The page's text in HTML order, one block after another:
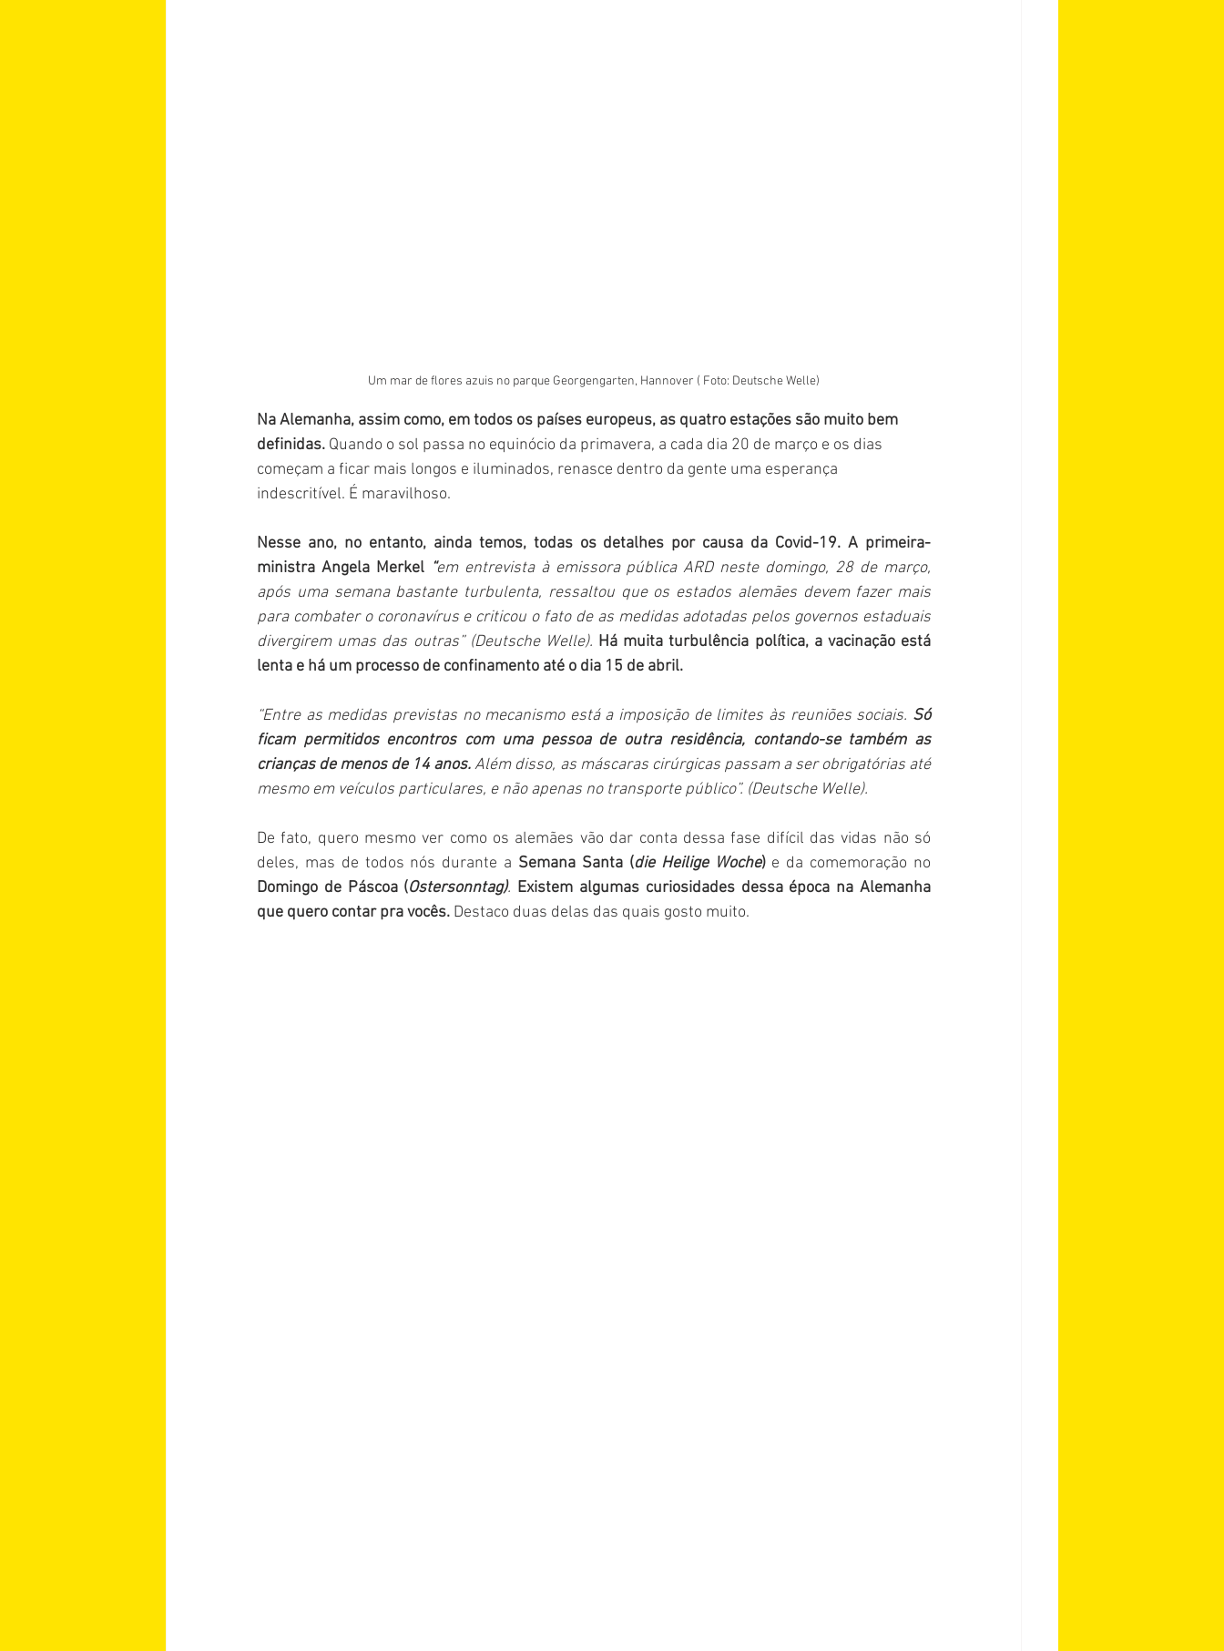
Um mar de flores azuis no parque Georgengarten, Hannover ( Foto: Deutsche Welle)
Na Alemanha, assim como, em todos os países europeus, as quatro estações são muito bem
definidas. Quando o sol passa no equinócio da primavera, a cada dia 20 de março e os dias
começam a ficar mais longos e iluminados, renasce dentro da gente uma esperança
indescritível. É maravilhoso.
Nesse ano, no entanto, ainda temos, todas os detalhes por causa da Covid-19. A primeira-
ministra Angela Merkel “em entrevista à emissora pública ARD neste domingo, 28 de março,
após uma semana bastante turbulenta, ressaltou que os estados alemães devem fazer mais
para combater o coronavírus e criticou o fato de as medidas adotadas pelos governos estaduais
divergirem umas das outras” (Deutsche Welle). Há muita turbulência política, a vacinação está
lenta e há um processo de confinamento até o dia 15 de abril.
“Entre as medidas previstas no mecanismo está a imposição de limites às reuniões sociais. Só
ficam permitidos encontros com uma pessoa de outra residência, contando-se também as
crianças de menos de 14 anos. Além disso, as máscaras cirúrgicas passam a ser obrigatórias até
mesmo em veículos particulares, e não apenas no transporte público”. (Deutsche Welle).
De fato, quero mesmo ver como os alemães vão dar conta dessa fase difícil das vidas não só
deles, mas de todos nós durante a Semana Santa (die Heilige Woche)
Domingo de Páscoa (Ostersonntag). Existem algumas curiosidades dessa época na Alemanha
que quero contar pra vocês. Destaco duas delas das quais gosto muito.